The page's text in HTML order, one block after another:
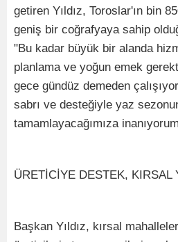
getiren Yıldız, Toroslar'ın bin
geniş bir coğrafyaya sahip
"Bu kadar büyük bir alanda
planlama ve yoğun emek
gece gündüz demeden
sabrı ve desteğiyle yaz
tamamlayacağımıza
ÜRETİCİYE DESTEK, KIRSAL
Başkan Yıldız, kırsal